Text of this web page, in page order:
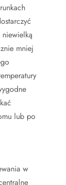
mniej
lub po
w